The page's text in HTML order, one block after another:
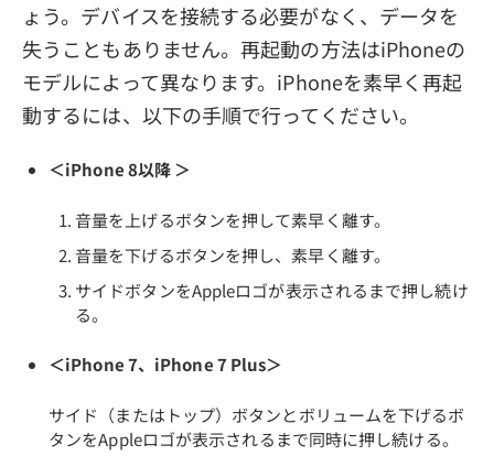
ょう。デバイスを接続する必要がなく、データを
失うこともありません。再起動の方法はiPhoneの
モデルによって異なります。iPhoneを素早く再起
動するには、以下の手順で行ってください。
＜iPhone 8以降 ＞
音量を上げるボタンを押して素早く離す。
音量を下げるボタンを押し、素早く離す。
サイドボタンをAppleロゴが表示されるまで押し続け
る。
＜iPhone 7、iPhone 7 Plus＞
サイド（またはトップ）ボタンとボリュームを下げるボ
タンをAppleロゴが表示されるまで同時に押し続ける。